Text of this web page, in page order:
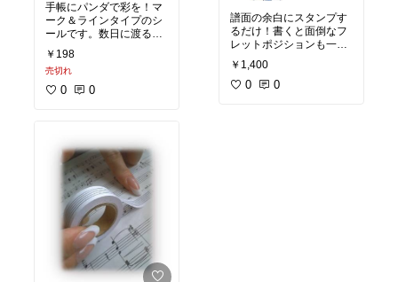
手帳にパンダで彩を！マ
ーク＆ラインタイプのシ
ールです。数日に渡るス
ケジュールの管理、大事
な予定や記念日も！可愛
く管理できちゃいます。
￥198
売切れ
0 0
譜面の余白にスタンプす
るだけ！書くと面倒なフ
レットポジションも一瞬
です！お気に入りの楽曲
練習用やオリジナルの譜
面・教材作成に便利です
￥1,400
0 0